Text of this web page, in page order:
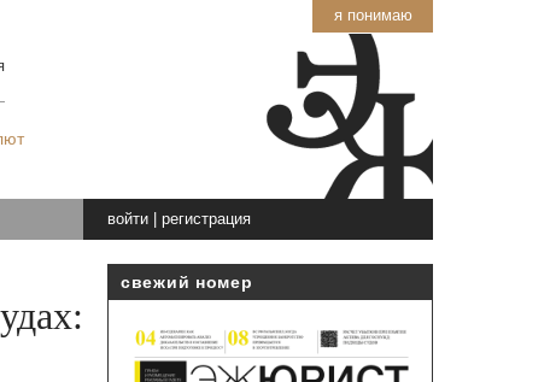
я понимаю
войти| регистрация
свежий номер